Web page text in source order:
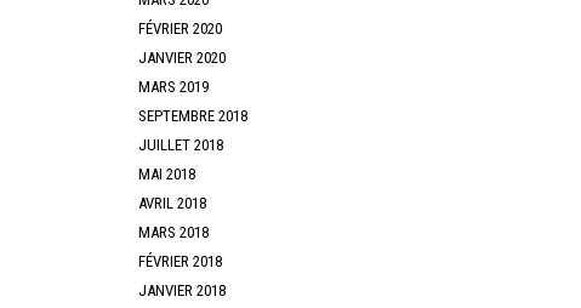
FÉVRIER 2020
JANVIER 2020
MARS 2019
SEPTEMBRE 2018
JUILLET 2018
MAI 2018
AVRIL 2018
MARS 2018
FÉVRIER 2018
JANVIER 2018